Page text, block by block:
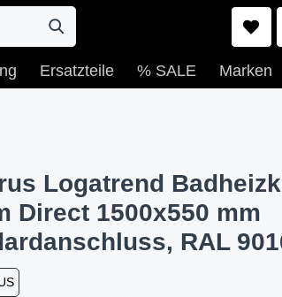
Ersatzteile % SALE Marken
Logatrend
Direct 1500x550 mm
RAL